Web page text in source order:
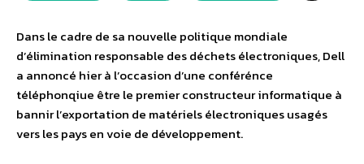
Dans le cadre de sa nouvelle politique mondiale
d’élimination responsable des déchets électroniques, Dell
a annoncé hier à l’occasion d’une conférénce
téléphonqiue être le premier constructeur informatique à
bannir l’exportation de matériels électroniques usagés
vers les pays en voie de développement.